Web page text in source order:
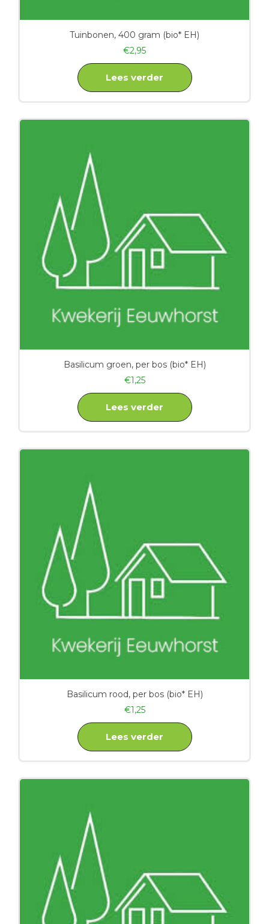
Tuinbonen, 400 gram (bio* EH)
€2,95
Lees verder
Basilicum groen, per bos (bio* EH)
€1,25
Lees verder
Basilicum rood, per bos (bio* EH)
€1,25
Lees verder